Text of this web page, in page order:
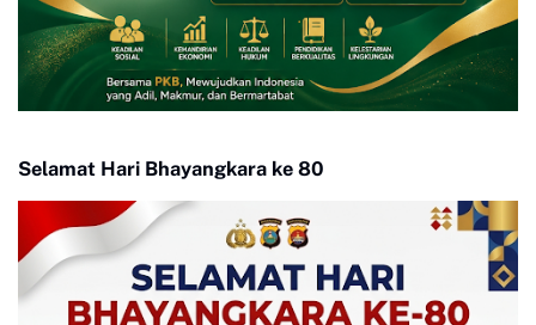
Selamat Hari Bhayangkara ke 80